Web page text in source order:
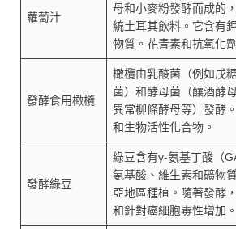
蘿蔔汁
母和小麥粉發酵而成的
統土耳其飲料。它含有
物質。花青素和抗氧化
發酵食用橄欖
橄欖由乳酸菌（例如戊
菌）和酵母菌（釀酒酵
異常柳條酵母等）發酵
和生物活性化合物。
發酵綠豆
綠豆含有γ-氨基丁酸（
氨基酸、維生素和礦物
亞地區種植。隨著發酵
和針對癌細胞毒性增加。